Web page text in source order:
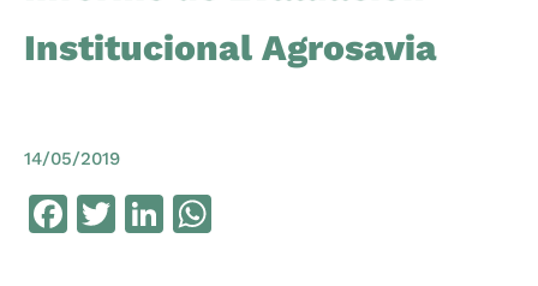
Institucional Agrosavia
14/05/2019
Facebook
TwitterLinkedIn